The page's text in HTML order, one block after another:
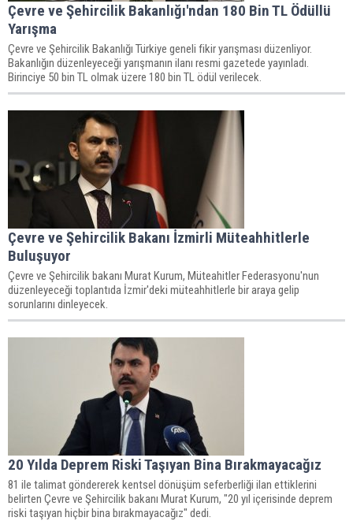
Çevre ve Şehircilik Bakanlığı'ndan 180 Bin TL Ödüllü
Yarışma
Çevre ve Şehircilik Bakanlığı Türkiye geneli fikir yarışması düzenliyor.
Bakanlığın düzenleyeceği yarışmanın ilanı resmi gazetede yayınladı.
Birinciye 50 bin TL olmak üzere 180 bin TL ödül verilecek.
Çevre ve Şehircilik Bakanı İzmirli Müteahhitlerle
Buluşuyor
Çevre ve Şehircilik bakanı Murat Kurum, Müteahitler Federasyonu'nun
düzenleyeceği toplantıda İzmir'deki müteahhitlerle bir araya gelip
sorunlarını dinleyecek.
20 Yılda Deprem Riski Taşıyan Bina Bırakmayacağız
81 ile talimat göndererek kentsel dönüşüm seferberliği ilan ettiklerini
belirten Çevre ve Şehircilik bakanı Murat Kurum, "20 yıl içerisinde deprem
riski taşıyan hiçbir bina bırakmayacağız" dedi.